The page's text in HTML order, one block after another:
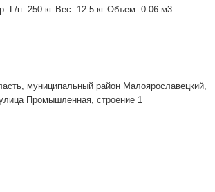
Г/п: 250 кг Вес: 12.5 кг Объем: 0.06 м3
муниципальный район Малоярославецкий,
Промышленная, строение 1